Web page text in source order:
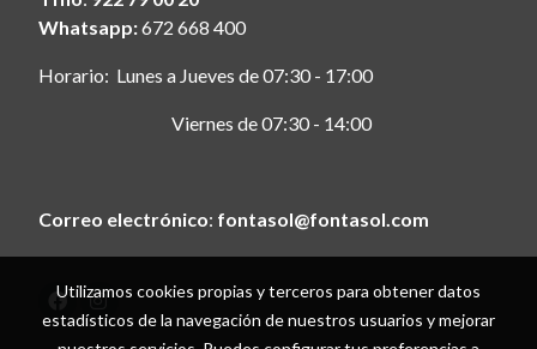
Whatsapp:672 668 400
Horario: Lunes a Jueves de 07:30 - 17:00
Viernes de 07:30 - 14:00
Correo electrónico: fontasol@fontasol.com
Aviso legal
Utilizamos cookies propias y terceros para obtener datos
estadísticos de la navegación de nuestros usuarios y mejorar